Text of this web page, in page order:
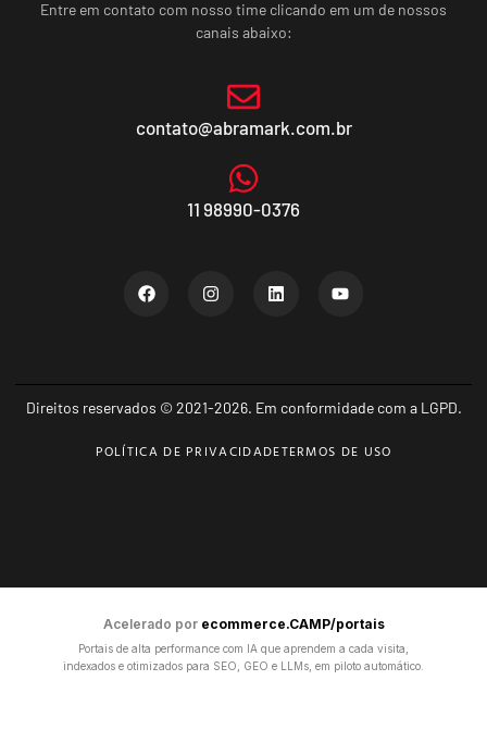
Entre em contato com nosso time clicando em um de nossos
canais abaixo:
contato@abramark.com.br
11 98990-0376
Direitos reservados © 2021-2026. Em conformidade com a LGPD.
POLÍTICA DE PRIVACIDADETERMOS DE USO
Acelerado por ecommerce.CAMP/portais
Portais de alta performance com IA que aprendem a cada visita,
indexados e otimizados para SEO, GEO e LLMs, em piloto automático.